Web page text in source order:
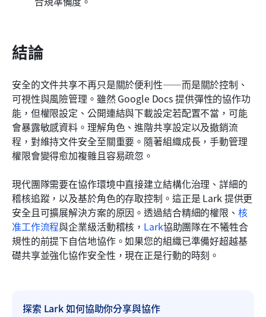
結論
安全的文件共享不再只是關於便利性——而是關於控制、
可視性與風險管理。雖然 Google Docs 提供彈性的協作功
能，但權限設定、公開連結與下載設定若配置不當，可能
會暴露敏感資料。理解角色、進階共享設定以及撤銷流
程，對維持文件安全至關重要。隨著組織成長，手動管理
權限會變得愈加複雜且容易疏忽。
現代團隊需要在協作環境中直接建立結構化治理、詳細的
稽核追蹤，以及基於角色的存取控制。這正是 Lark 提供更
安全且可擴展解決方案的原因。透過結合精細的權限、 核
准工作流程與企業級活動稽核， Lark協助團隊在不犧牲合
規性的前提下自信地協作。如果您的組織已準備好超越基
礎共享並強化協作安全性，現在正是行動的時刻。
探索 Lark 如何協助你分享與協作